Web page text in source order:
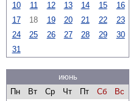
10
11 12 13 14 15
16
17
18 19 20 21 22
23
24
25 26 27 28 29
30
31
июнь
Пн
Вт Ср Чт Пт Сб
Вс